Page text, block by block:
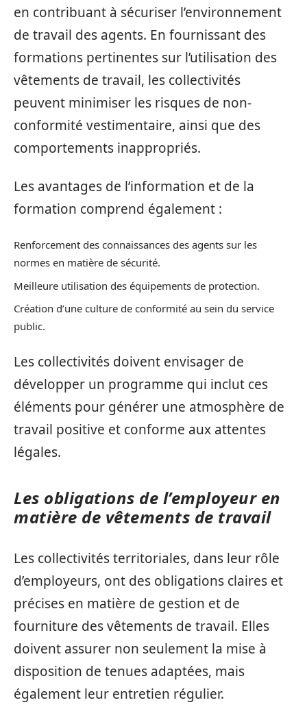
en contribuant à sécuriser l’environnement
de travail des agents. En fournissant des
formations pertinentes sur l’utilisation des
vêtements de travail, les collectivités
peuvent minimiser les risques de non-
conformité vestimentaire, ainsi que des
comportements inappropriés.
Les avantages de l’information et de la
formation comprend également :
Renforcement des connaissances des agents sur les
normes en matière de sécurité.
Meilleure utilisation des équipements de protection.
Création d’une culture de conformité au sein du service
public.
Les collectivités doivent envisager de
développer un programme qui inclut ces
éléments pour générer une atmosphère de
travail positive et conforme aux attentes
légales.
Les obligations de l’employeur en
matière de vêtements de travail
Les collectivités territoriales, dans leur rôle
d’employeurs, ont des obligations claires et
précises en matière de gestion et de
fourniture des vêtements de travail. Elles
doivent assurer non seulement la mise à
disposition de tenues adaptées, mais
également leur entretien régulier.